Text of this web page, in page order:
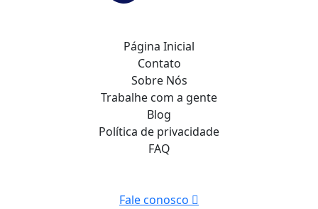
Página Inicial
Contato
Sobre Nós
Trabalhe com a gente
Blog
Política de privacidade
FAQ
Fale conosco